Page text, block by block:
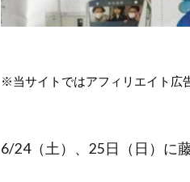
※当サイトではアフィリエイト広
6/24（土）、25日（日）に